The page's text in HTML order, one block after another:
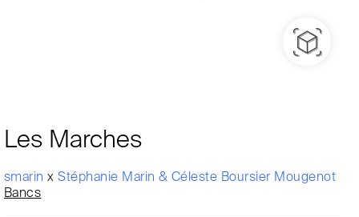
Les Marches
smarinxStéphanie Marin & Céleste Boursier Mougenot
Bancs